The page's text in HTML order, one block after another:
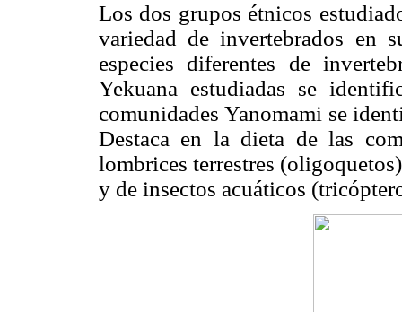
Los dos grupos étnicos
variedad de invertebrados en
especies diferentes de
Yekuana estudiadas se
comunidades Yanomami se
Destaca en la dieta de las
lombrices terrestres
y de insectos acuáticos